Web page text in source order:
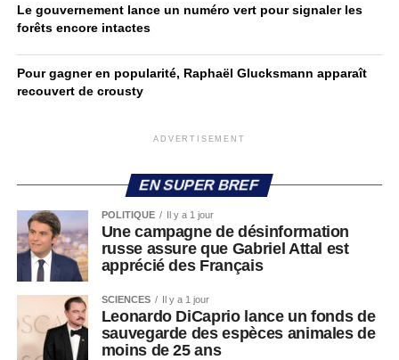
Le gouvernement lance un numéro vert pour signaler les
forêts encore intactes
Pour gagner en popularité, Raphaël Glucksmann apparaît
recouvert de crousty
ADVERTISEMENT
EN SUPER BREF
POLITIQUE Il y a 1 jour
Une campagne de désinformation
russe assure que Gabriel Attal est
apprécié des Français
SCIENCES Il y a 1 jour
Leonardo DiCaprio lance un fonds de
sauvegarde des espèces animales de
moins de 25 ans